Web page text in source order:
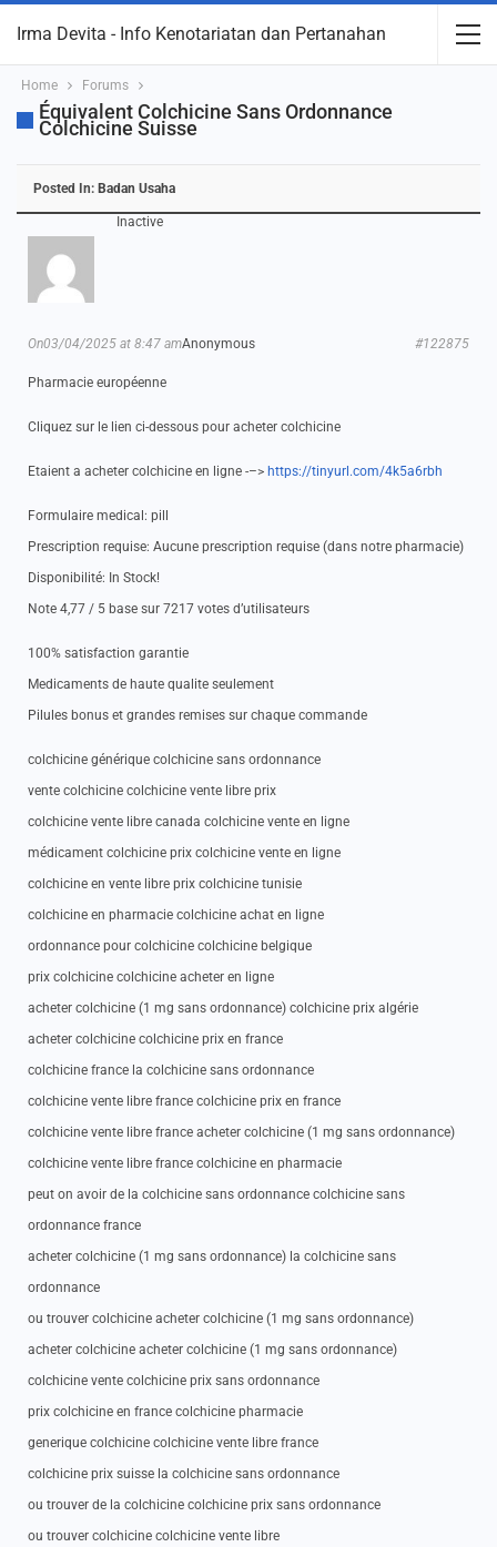
Irma Devita - Info Kenotariatan dan Pertanahan
Home Forums
Équivalent Colchicine Sans Ordonnance
Colchicine Suisse
Posted In: Badan Usaha
Inactive
Anonymous
On03/04/2025 at 8:47 am #122875
Pharmacie européenne
Cliquez sur le lien ci-dessous pour acheter colchicine
Etaient a acheter colchicine en ligne -–> https://tinyurl.com/4k5a6rbh
Formulaire medical: pill
Prescription requise: Aucune prescription requise (dans notre pharmacie)
Disponibilité: In Stock!
Note 4,77 / 5 base sur 7217 votes d’utilisateurs
100% satisfaction garantie
Medicaments de haute qualite seulement
Pilules bonus et grandes remises sur chaque commande
colchicine générique colchicine sans ordonnance
vente colchicine colchicine vente libre prix
colchicine vente libre canada colchicine vente en ligne
médicament colchicine prix colchicine vente en ligne
colchicine en vente libre prix colchicine tunisie
colchicine en pharmacie colchicine achat en ligne
ordonnance pour colchicine colchicine belgique
prix colchicine colchicine acheter en ligne
acheter colchicine (1 mg sans ordonnance) colchicine prix algérie
acheter colchicine colchicine prix en france
colchicine france la colchicine sans ordonnance
colchicine vente libre france colchicine prix en france
colchicine vente libre france acheter colchicine (1 mg sans ordonnance)
colchicine vente libre france colchicine en pharmacie
peut on avoir de la colchicine sans ordonnance colchicine sans
ordonnance france
acheter colchicine (1 mg sans ordonnance) la colchicine sans
ordonnance
ou trouver colchicine acheter colchicine (1 mg sans ordonnance)
acheter colchicine acheter colchicine (1 mg sans ordonnance)
colchicine vente colchicine prix sans ordonnance
prix colchicine en france colchicine pharmacie
generique colchicine colchicine vente libre france
colchicine prix suisse la colchicine sans ordonnance
ou trouver de la colchicine colchicine prix sans ordonnance
ou trouver colchicine colchicine vente libre